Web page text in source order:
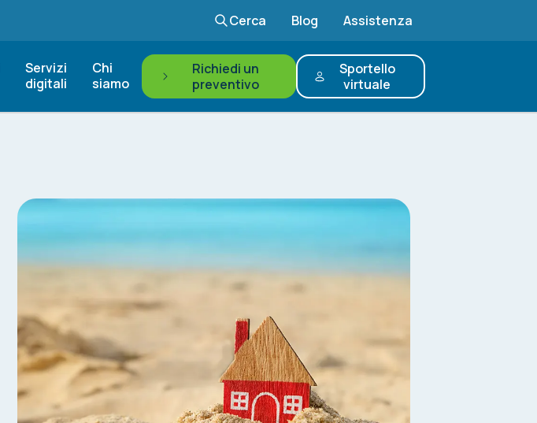
Cerca Blog Assistenza
Servizi
digitali
Chi
siamo
Richiedi un
preventivo
Sportello
virtuale